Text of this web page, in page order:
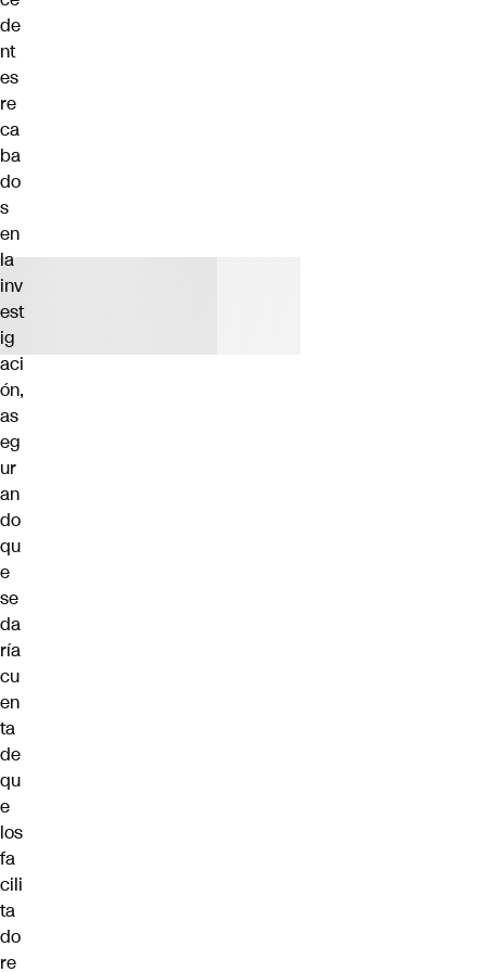
de
nt
es
re
ca
ba
do
s
en
la
inv
est
ig
aci
ón,
as
eg
ur
an
do
qu
e
se
da
ría
cu
en
ta
de
qu
e
los
fa
cili
ta
do
re